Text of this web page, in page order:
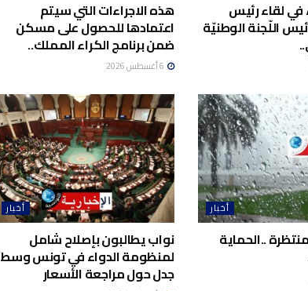
في لقاء رئيس
اللّجنة الوطنيّة
هذه الاجراءات التي سيتم
اعتمادها للحصول على مسكن
ضمن برنامج الكراء المملك..
أخبار
..الحماية
أخبار
نواب يطالبون بإصلاح شامل
لمنظومة الدواء في تونس وسط
جدل حول مراجعة الأسعار